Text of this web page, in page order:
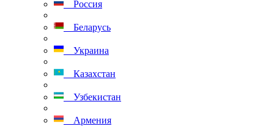
Россия
Беларусь
Украина
Казахстан
Узбекистан
Армения